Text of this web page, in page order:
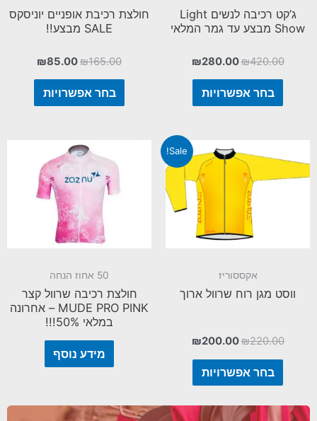
ג’קט רכיבה לנשים Light
Show מבצע עד גמר המלאי
₪420.00
₪280.00
בחר אפשרויות
חולצת רכיבת אופניים יוניסקס
SALE מבצע!!
₪165.00
₪85.00
בחר אפשרויות
Sale!
אקססוריז
ווסט מגן רוח שרוול ארוך
₪220.00
₪200.00
בחר אפשרויות
50 אחוז הנחה
חולצת רכיבה שרוול קצר
MUDE PRO PINK – אחרונה
במלאי 50%!!!
מידע נוסף